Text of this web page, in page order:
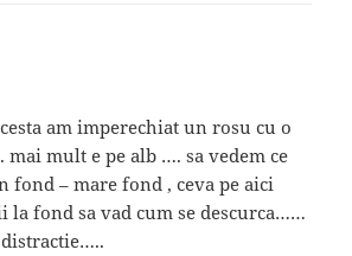
am imperechiat un rosu cu o
mai mult e pe alb …. sa vedem ce
fond – mare fond , ceva pe aici
la fond sa vad cum se descurca……